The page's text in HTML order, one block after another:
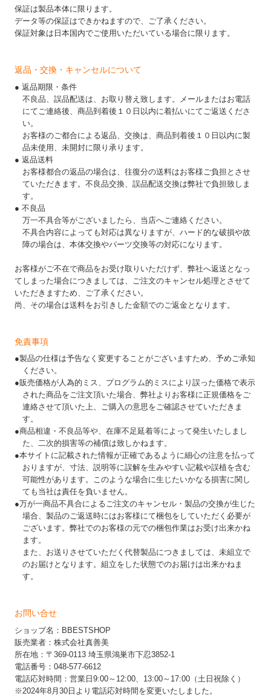
保証は製品本体に限ります。
データ等の保証はできかねますので、ご了承ください。
保証対象は日本国内でご使用いただいている場合に限ります。
返品・交換・キャンセルについて
● 返品期限・条件
不良品、誤品配送は、お取り替え致します。メールまたはお電話
にてご連絡後、商品到着後１０日以内に着払いにてご返送くださ
い。
お客様のご都合による返品、交換は、商品到着後１０日以内に製
品未使用、未開封に限り承ります。
● 返品送料
お客様都合の返品の場合は、往復分の送料はお客様ご負担とさせ
ていただきます。不良品交換、誤品配送交換は弊社で負担致しま
す。
● 不良品
万一不具合等がございましたら、当店へご連絡ください。
不具合内容によっても対応は異なりますが、ハード的な破損や故
障の場合は、本体交換やパーツ交換等の対応になります。
お客様がご不在で商品をお受け取りいただけず、弊社へ返送となっ
てしまった場合につきましては、ご注文のキャンセル処理とさせて
いただきますため、ご了承ください。
尚、その場合は送料をお引きした金額でのご返金となります。
免責事項
●製品の仕様は予告なく変更することがございますため、予めご承知
ください。
●販売価格が人為的ミス、プログラム的ミスにより誤った価格で表示
された商品をご注文頂いた場合、弊社よりお客様に正規価格をご
連絡させて頂いた上、ご購入の意思をご確認させていただきま
す。
●商品相違・不良品等や、在庫不足延着等によって発生いたしまし
た、二次的損害等の補償は致しかねます。
●本サイトに記載された情報が正確であるように細心の注意を払って
おりますが、寸法、説明等に誤解を生みやすい記載や誤植を含む
可能性があります。このような場合に生じたいかなる損害に関し
ても当社は責任を負いません。
●万が一商品不具合によるご注文のキャンセル・製品の交換が生じた
場合、製品のご返送時にはお客様にて梱包をしていただく必要が
ございます。弊社でのお客様の元での梱包作業はお受け出来かね
ます。
また、お送りさせていただく代替製品につきましては、未組立で
のお届けとなります。組立をした状態でのお届けは出来かねま
す。
お問い合せ
ショップ名：BBESTSHOP
販売業者：株式会社真善美
所在地：〒369-0113 埼玉県鴻巣市下忍3852-1
電話番号：048-577-6612
電話応対時間：営業日9:00～12:00、13:00～17:00（土日祝除く）
※2024年8月30日より電話応対時間を変更いたしました。